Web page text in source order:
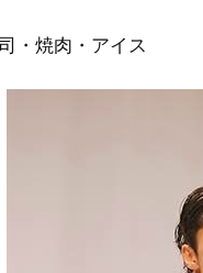
・焼肉・アイス